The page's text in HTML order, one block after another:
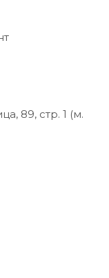
89, стр. 1 (м.